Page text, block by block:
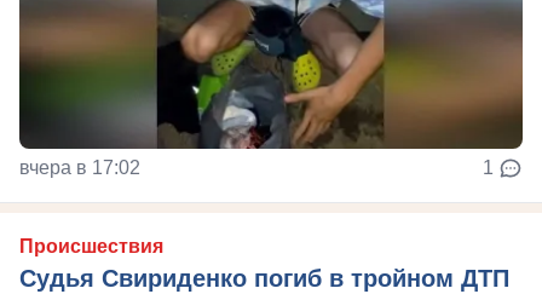
вчера в 17:02 1
Происшествия
Судья Свириденко погиб в тройном ДТП